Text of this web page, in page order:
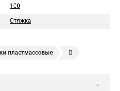
100
Стяжка
пластмассовые
нейлоновая купить в